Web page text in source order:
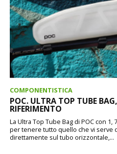
COMPONENTISTICA
POC. ULTRA TOP TUBE
RIFERIMENTO
La Ultra Top Tube Bag di POC con
per tenere tutto quello che vi serve
direttamente sul tubo orizzontale,...